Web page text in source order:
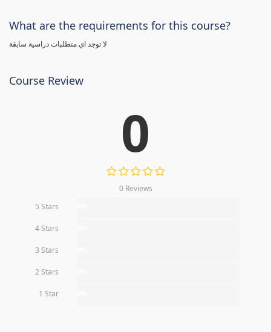
What are the requirements for this course?
لا توجد اي متطلبات دراسية سابقة
Course Review
0
0 Reviews
5 Stars
4 Stars
3 Stars
2 Stars
1 Star